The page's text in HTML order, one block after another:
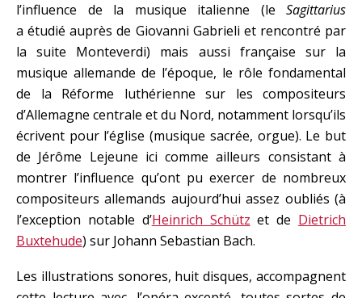
l’influence de la musique italienne (le Sagittarius
a étudié auprès de Giovanni Gabrieli et rencontré par
la suite Monteverdi) mais aussi française sur la
musique allemande de l’époque, le rôle fondamental
de la Réforme luthérienne sur les compositeurs
d’Allemagne centrale et du Nord, notamment lorsqu’ils
écrivent pour l’église (musique sacrée, orgue). Le but
de Jérôme Lejeune ici comme ailleurs consistant à
montrer l’influence qu’ont pu exercer de nombreux
compositeurs allemands aujourd’hui assez oubliés (à
l’exception notable d’Heinrich Schütz et de Dietrich
Buxtehude) sur Johann Sebastian Bach.
Les illustrations sonores, huit disques, accompagnent